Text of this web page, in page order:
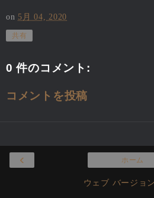
on 5月 04, 2020
共有
0 件のコメント:
コメントを投稿
‹ ホーム
ウェブ バージョ